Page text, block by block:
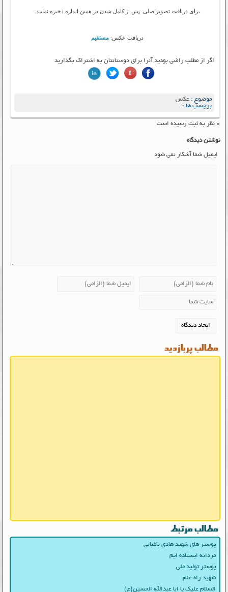
برای دریافت تصویراصلی پس از کامل شدن در همین اندازه ذخیره نمایید.
دریافت عکس: مستقیم
اگر از مطلب راضی بودید آنرا برای دوستانتان به اشتراک بگذارید
موضوع :عکس
برچسب ها :
۰ نظر به ثبت رسیده است
نوشتن دیدگاه
ایمیل شما آشکار نمی شود
مطالب پربازدید
مطالب مرتبط
پوستر های شهید هادی باغبانی
مردانه ایستاده ایم
پوستر تولید ملی
شهید راه علم
السلام علیک یا ابا عبدالله الحسین(ع)